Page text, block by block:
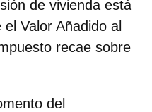
de vivienda está
Valor Añadido al
recae sobre
del